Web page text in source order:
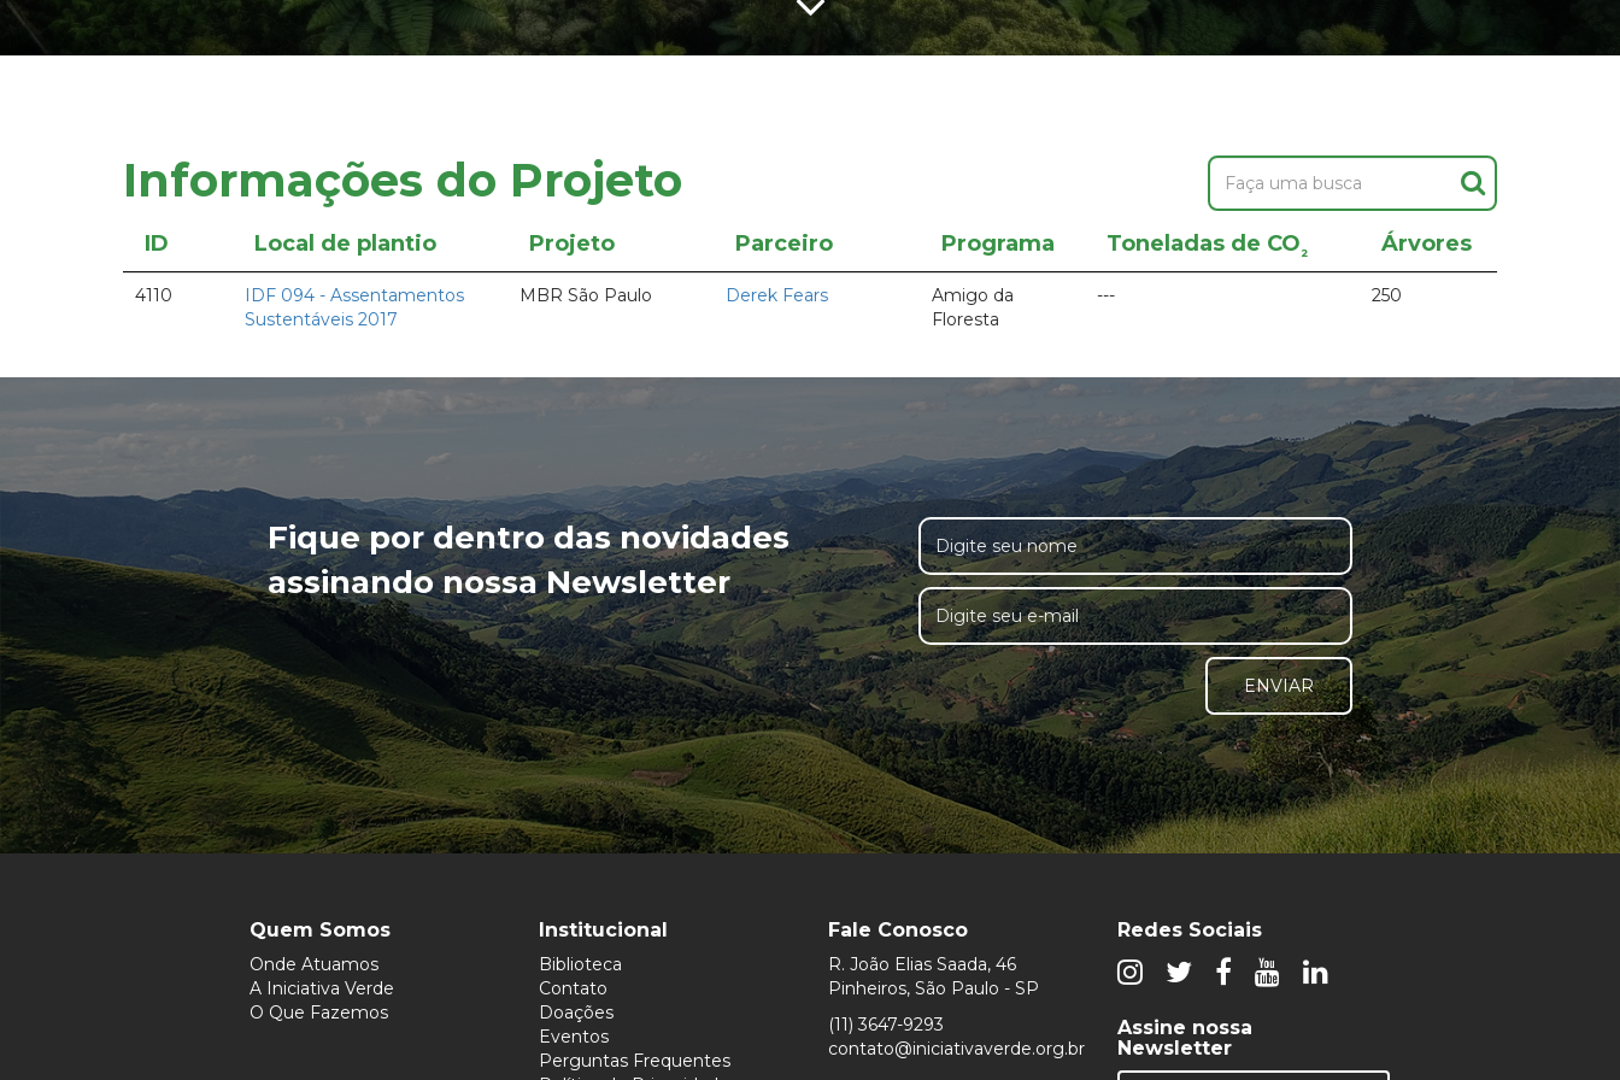
Informações do Projeto
ID Local de plantio Projeto Parceiro Programa Toneladas de CO² Árvores
4110
IDF 094 - Assentamentos
Sustentáveis 2017
MBR São Paulo Derek Fears
Amigo da
Floresta
--- 250
Fique por dentro das novidades
assinando nossa Newsletter
ENVIAR
Quem Somos
Onde Atuamos
A Iniciativa Verde
O Que Fazemos
Institucional
Biblioteca
Contato
Doações
Eventos
Perguntas Frequentes
Fale Conosco
R. João Elias Saada, 46
Pinheiros, São Paulo - SP
(11) 3647-9293
contato@iniciativaverde.org.br
Redes Sociais
Assine nossa
Newsletter